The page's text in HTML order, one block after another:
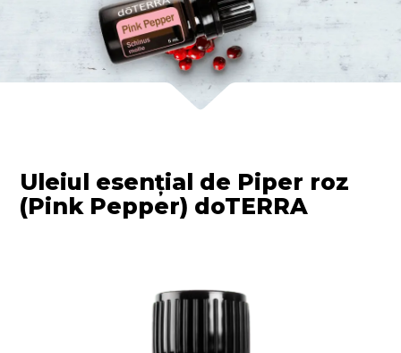
Uleiul esențial de Piper roz
(Pink Pepper) doTERRA